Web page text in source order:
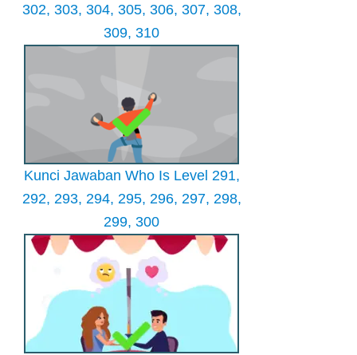
302, 303, 304, 305, 306, 307, 308,
309, 310
Kunci Jawaban Who Is Level 291,
292, 293, 294, 295, 296, 297, 298,
299, 300